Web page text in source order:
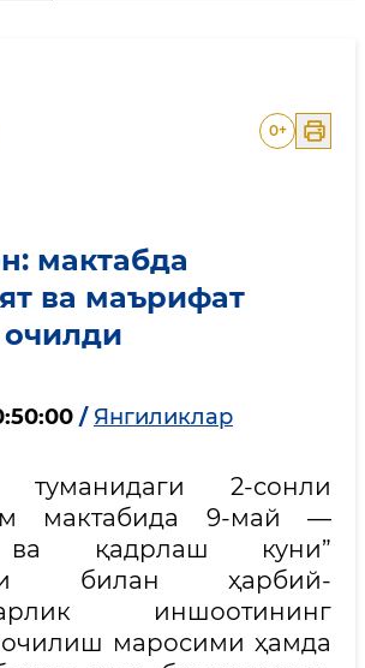
0+
мактабда
ва маърифат
/ Янгиликлар
туманидаги 2-сонли
мактабида 9-май —
ва қадрлаш куни”
билан ҳарбий-
иншоотининг
очилиш маросими ҳамда